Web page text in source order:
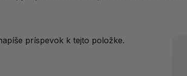
príspevok k tejto položke.